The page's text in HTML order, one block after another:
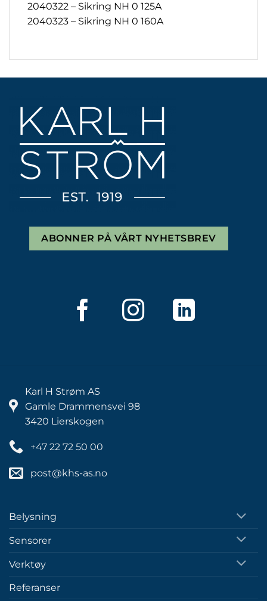
2040322 – Sikring NH 0 125A
2040323 – Sikring NH 0 160A
ABONNER PÅ VÅRT NYHETSBREV
Karl H Strøm AS
Gamle Drammensvei 98
3420 Lierskogen
+47 22 72 50 00
post@khs-as.no
Belysning
Sensorer
Verktøy
Referanser